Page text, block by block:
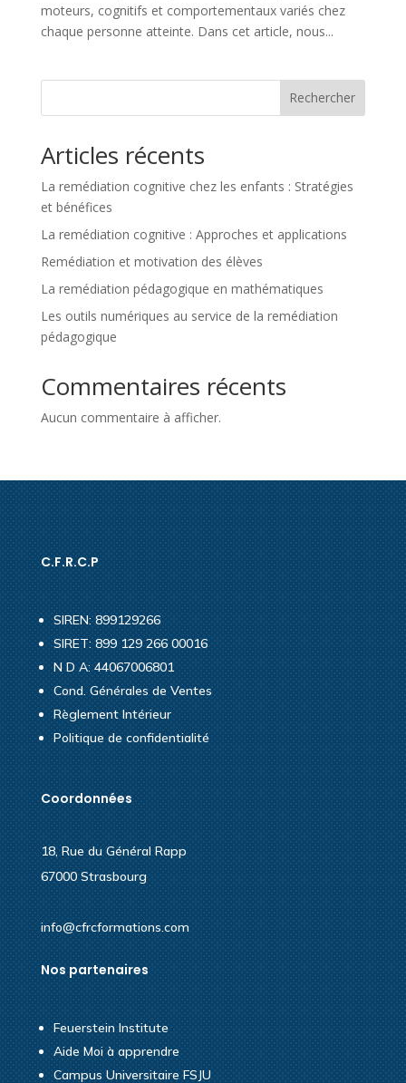
moteurs, cognitifs et comportementaux variés chez
chaque personne atteinte. Dans cet article, nous...
Rechercher
Articles récents
La remédiation cognitive chez les enfants : Stratégies
et bénéfices
La remédiation cognitive : Approches et applications
Remédiation et motivation des élèves
La remédiation pédagogique en mathématiques
Les outils numériques au service de la remédiation
pédagogique
Commentaires récents
Aucun commentaire à afficher.
C.F.R.C.P
SIREN: 899129266
SIRET: 899 129 266 00016
N D A: 44067006801
Cond. Générales de Ventes
Règlement Intérieur
Politique de confidentialité
Coordonnées
18, Rue du Général Rapp
67000 Strasbourg
info@cfrcformations.com
Nos partenaires
Feuerstein Institute
Aide Moi à apprendre
Campus Universitaire FSJU